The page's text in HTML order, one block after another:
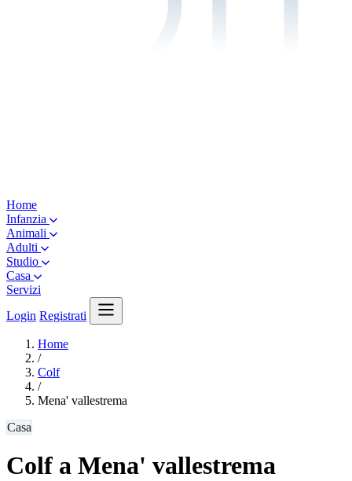
Home
Infanzia
Animali
Adulti
Studio
Casa
Servizi
Login Registrati
Home
/
Colf
/
Mena' vallestrema
Casa
Colf a Mena' vallestrema